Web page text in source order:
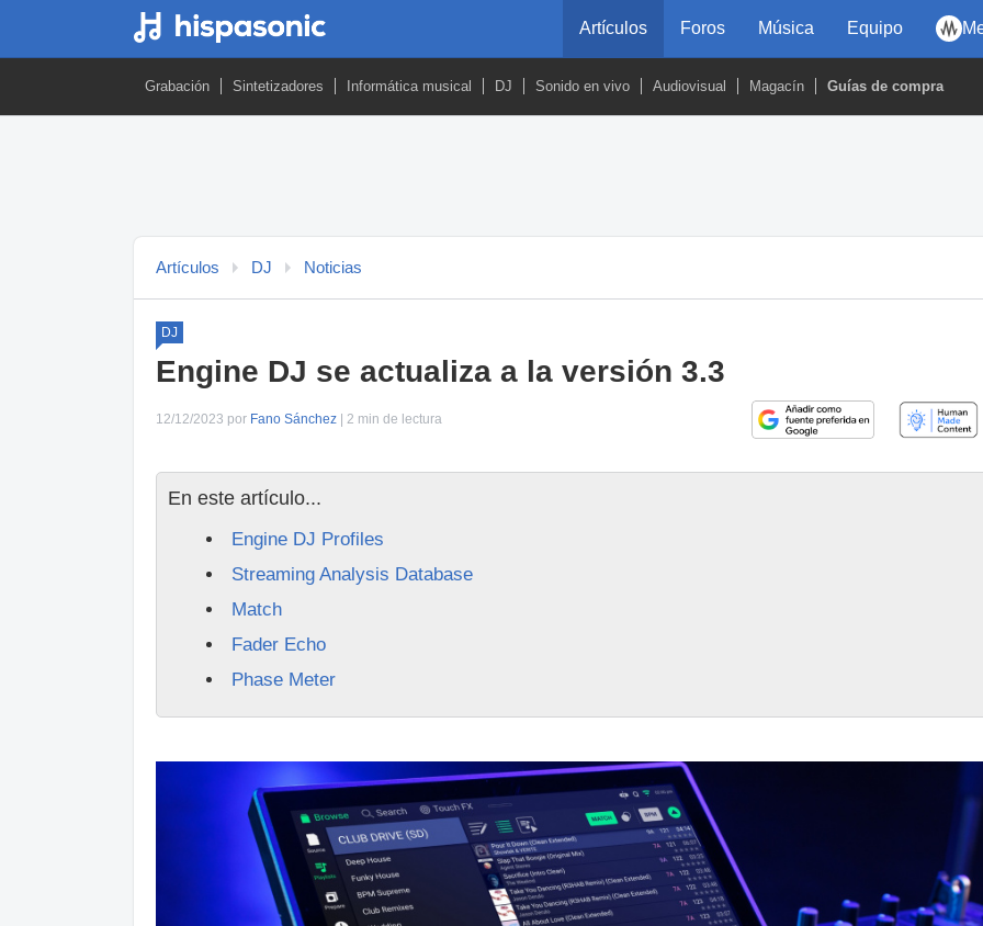
Artículos Foros Música Equipo
Grabación Sintetizadores Informática musical DJ Sonido en vivo Audiovisual Magacín Guías de compra
Artículos DJ Noticias
DJ
Engine DJ se actualiza a la versión 3.3
12/12/2023 por Fano Sánchez | 2 min de lectura
En este artículo...
Engine DJ Profiles
Streaming Analysis Database
Match
Fader Echo
Phase Meter